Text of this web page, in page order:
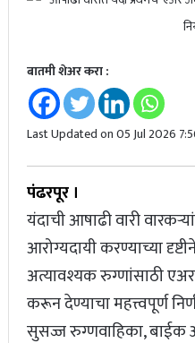
बातमी शेअर करा :
Last Updated on 05 Jul 2026
पंढरपूर ।
यंदाची आषाढी वारी
आरोग्यदायी करण्याच्या
अत्यावश्यक रुग्णांसाठी
करून देण्याचा महत्त्वपूर्ण
सुसज्ज रुग्णवाहिका, बाईक